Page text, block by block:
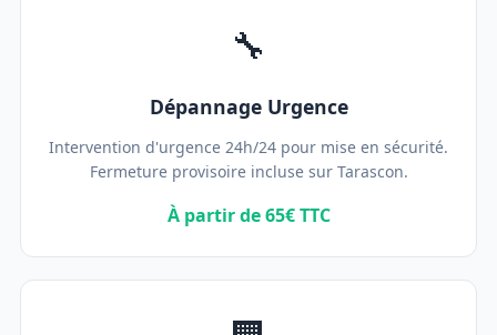
🔧
Dépannage Urgence
Intervention d'urgence 24h/24 pour mise en sécurité.
Fermeture provisoire incluse sur Tarascon.
À partir de 65€ TTC